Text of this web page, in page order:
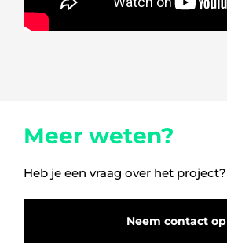
Meer weten?
Heb je een vraag over het project?
Neem contact op